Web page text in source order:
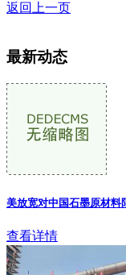
返回上一页
最新动态
美放宽对中国石墨原材料
查看详情